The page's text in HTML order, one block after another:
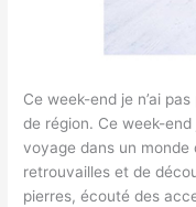
Ce week-end je n’ai
de région. Ce week-end
voyage dans un monde
retrouvailles et de
pierres, écouté des